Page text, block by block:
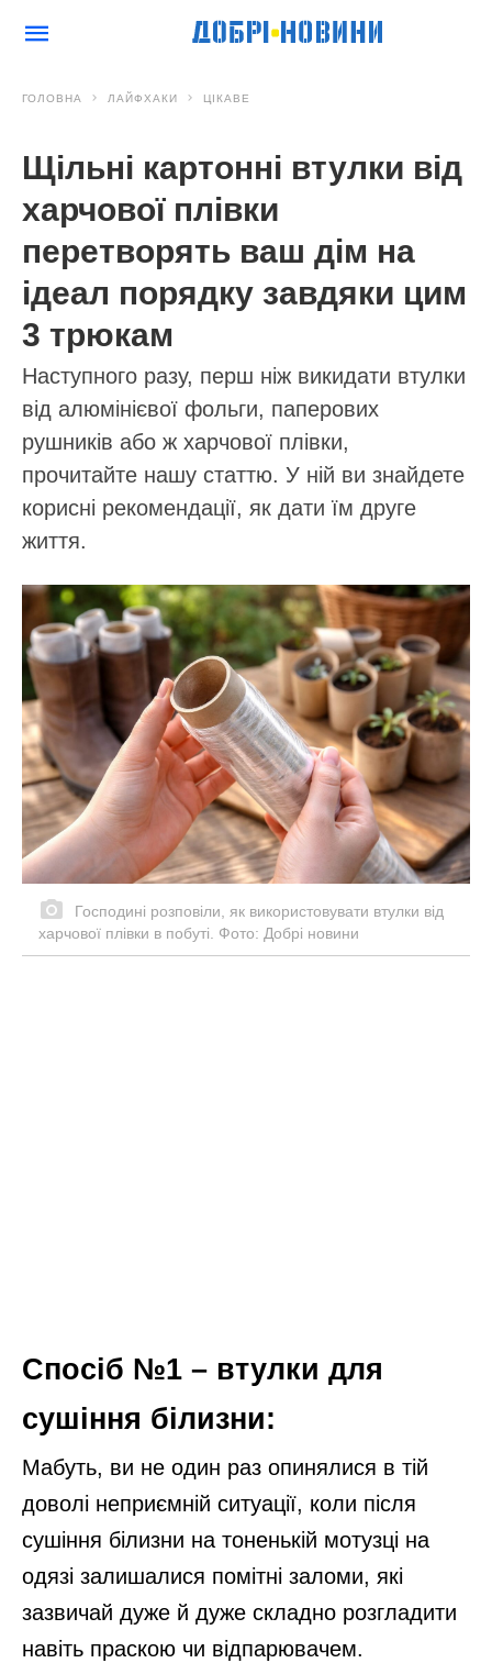
ГОЛОВНА ЛАЙФХАКИ ЦІКАВЕ
Щільні картонні втулки від
харчової плівки
перетворять ваш дім на
ідеал порядку завдяки цим
3 трюкам
Наступного разу, перш ніж викидати втулки
від алюмінієвої фольги, паперових
рушників або ж харчової плівки,
прочитайте нашу статтю. У ній ви знайдете
корисні рекомендації, як дати їм друге
життя.
Господині розповіли, як використовувати втулки від
харчової плівки в побуті. Фото: Добрі новини
Спосіб №1 – втулки для
сушіння білизни:
Мабуть, ви не один раз опинялися в тій
доволі неприємній ситуації, коли після
сушіння білизни на тоненькій мотузці на
одязі залишалися помітні заломи, які
зазвичай дуже й дуже складно розгладити
навіть праскою чи відпарювачем.